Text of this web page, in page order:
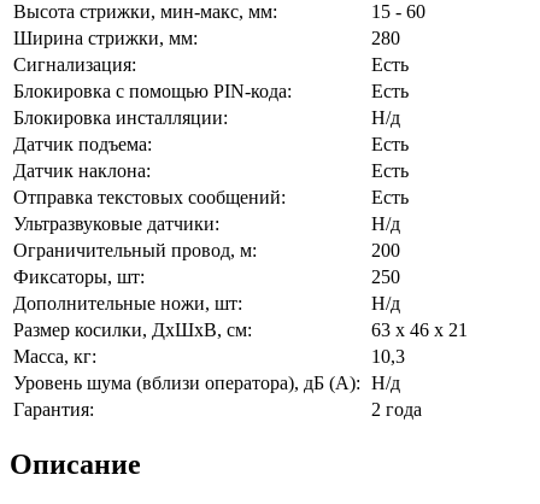
Высота стрижки, мин-макс, мм:
15 - 60
Ширина стрижки, мм:
280
Сигнализация:
Есть
Блокировка с помощью PIN-кода:
Есть
Блокировка инсталляции:
Н/д
Датчик подъема:
Есть
Датчик наклона:
Есть
Отправка текстовых сообщений:
Есть
Ультразвуковые датчики:
Н/д
Ограничительный провод, м:
200
Фиксаторы, шт:
250
Дополнительные ножи, шт:
Н/д
Размер косилки, ДxШxВ, см:
63 x 46 x 21
Масса, кг:
10,3
Уровень шума (вблизи оператора), дБ (A): Н/д
Гарантия:
2 года
Описание